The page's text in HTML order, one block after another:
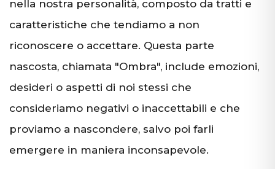
nella nostra personalità, composto da tratti e
caratteristiche che tendiamo a non
riconoscere o accettare. Questa parte
nascosta, chiamata "Ombra", include emozioni,
desideri o aspetti di noi stessi che
consideriamo negativi o inaccettabili e che
proviamo a nascondere, salvo poi farli
emergere in maniera inconsapevole.